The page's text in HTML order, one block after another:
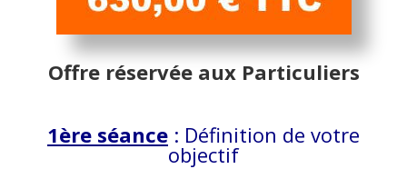
Offre réservée aux Particuliers
1ère séance : Définition de votre
objectif